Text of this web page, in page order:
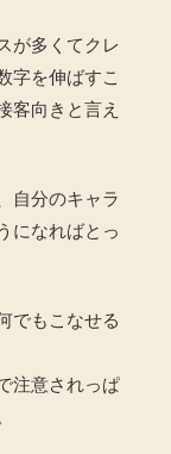
が多くてクレ
字を伸ばすこ
客向きと言え
自分のキャラ
になればとっ
でもこなせる
注意されっぱ